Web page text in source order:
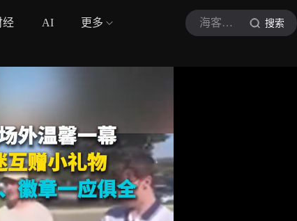
经 AI 更多 海客见闻 搜索